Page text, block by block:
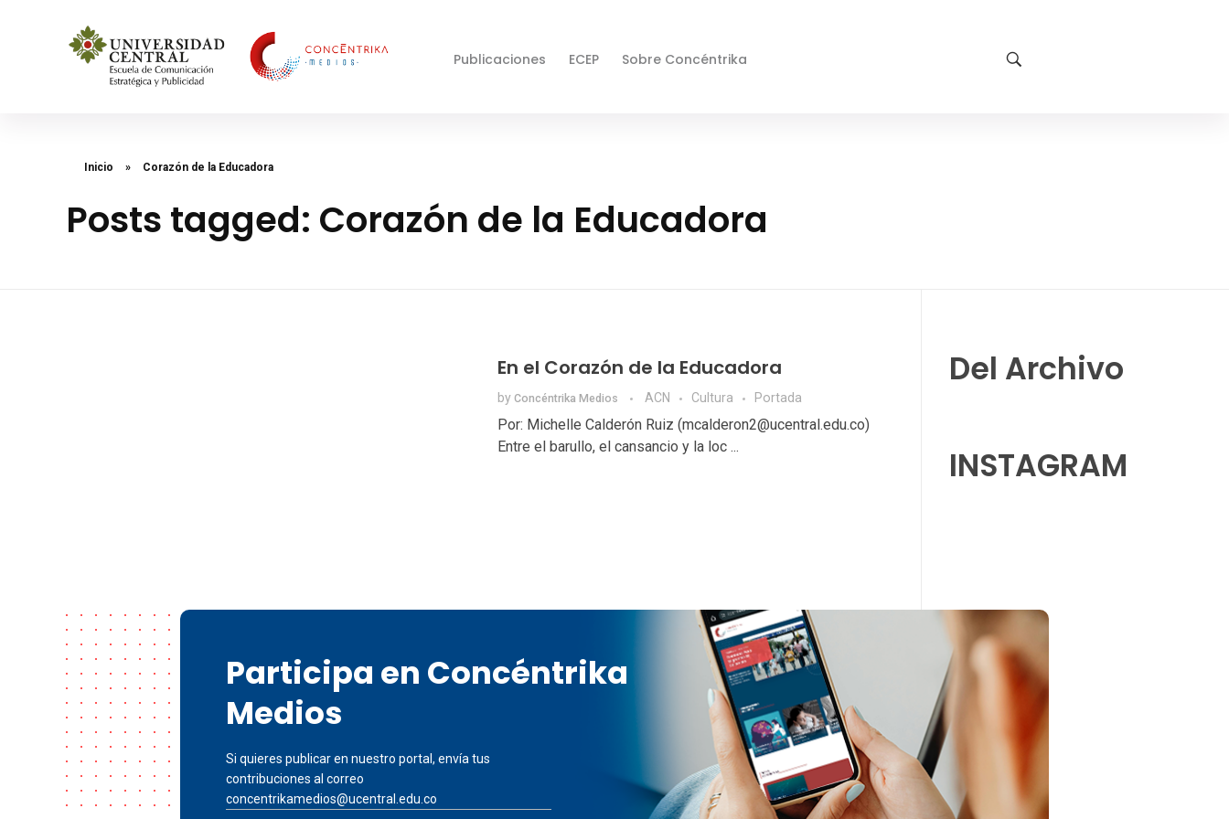
Publicaciones ECEP Sobre Concéntrika
Inicio » Corazón de la Educadora
Posts tagged: Corazón de la Educadora
En el Corazón de la Educadora
by Concéntrika Medios ACN Cultura Portada
Por: Michelle Calderón Ruiz (mcalderon2@ucentral.edu.co)
Entre el barullo, el cansancio y la loc ...
Del Archivo
INSTAGRAM
Participa en Concéntrika
Medios
Si quieres publicar en nuestro portal, envía tus
contribuciones al correo
concentrikamedios@ucentral.edu.co